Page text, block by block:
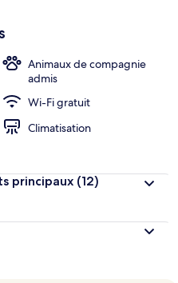
Animaux de compagnie
admis
Wi-Fi gratuit
Climatisation
principaux (12)